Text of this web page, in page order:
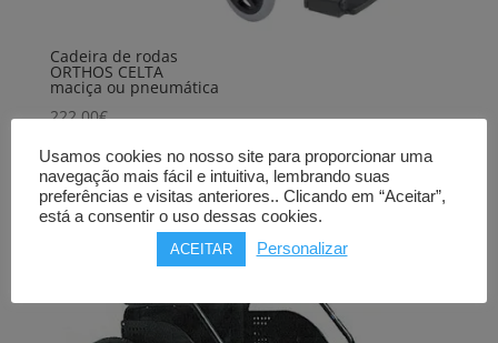
Cadeira de rodas
ORTHOS CELTA
maciça ou pneumática
222,00€
Usamos cookies no nosso site para proporcionar uma
navegação mais fácil e intuitiva, lembrando suas
preferências e visitas anteriores.. Clicando em “Aceitar”,
está a consentir o uso dessas cookies.
ACEITAR Personalizar